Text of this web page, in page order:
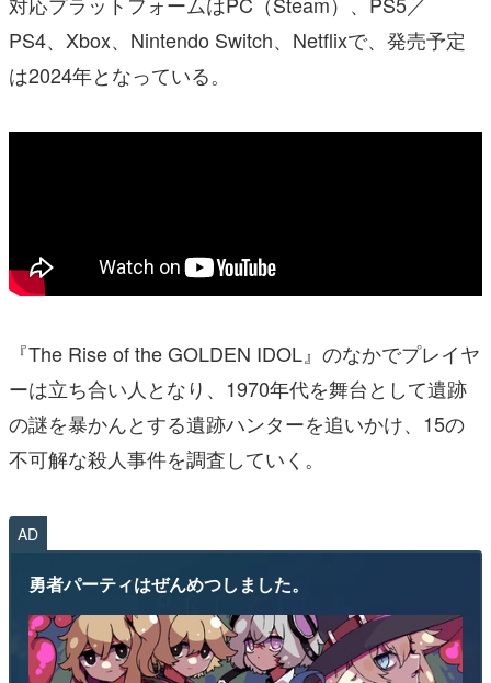
PS4、Xbox、Nintendo Switch、Netflixで、発売予定
は2024年となっている。
『The Rise of the GOLDEN IDOL』のなかでプレイヤ
ーは立ち合い人となり、1970年代を舞台として遺跡
の謎を暴かんとする遺跡ハンターを追いかけ、15の
不可解な殺人事件を調査していく。
AD
勇者パーティはぜんめつしました。